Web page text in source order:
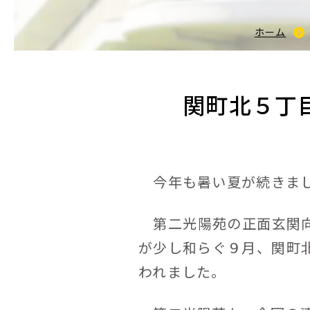
ホーム
関町北５丁
今年も暑い夏が続きま
第二光陽苑の正面玄関
が少し和らぐ９月、関町
われました。